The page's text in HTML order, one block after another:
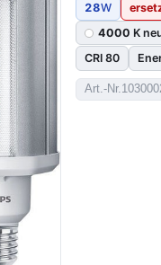
28W
4000 K
CRI 80
Art.-Nr.